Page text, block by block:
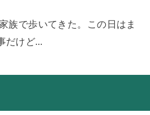
族で歩いてきた。この日はま
だけど…